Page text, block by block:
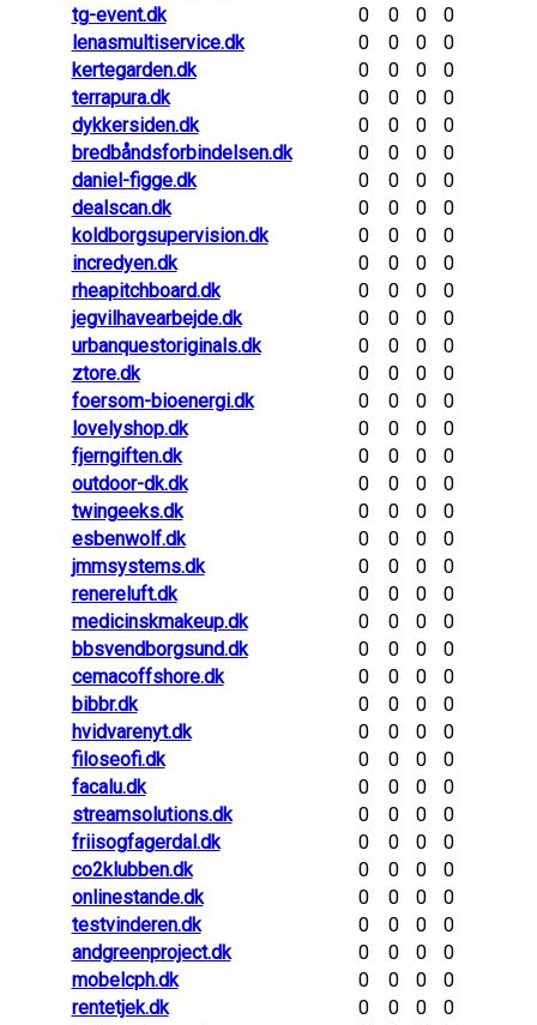
tg-event.dk
0 0 0
0
lenasmultiservice.dk
0 0 0
0
kertegarden.dk
0 0 0
0
terrapura.dk
0 0 0
0
dykkersiden.dk
0 0 0
0
bredbåndsforbindelsen.dk
0 0 0
0
daniel-figge.dk
0 0 0
0
dealscan.dk
0 0 0
0
koldborgsupervision.dk
0 0 0
0
incredyen.dk
0 0 0
0
rheapitchboard.dk
0 0 0
0
jegvilhavearbejde.dk
0 0 0
0
urbanquestoriginals.dk
0 0 0
0
ztore.dk
0 0 0
0
foersom-bioenergi.dk
0 0 0
0
lovelyshop.dk
0 0 0
0
fjerngiften.dk
0 0 0
0
outdoor-dk.dk
0 0 0
0
twingeeks.dk
0 0 0
0
esbenwolf.dk
0 0 0
0
jmmsystems.dk
0 0 0
0
renereluft.dk
0 0 0
0
medicinskmakeup.dk
0 0 0
0
bbsvendborgsund.dk
0 0 0
0
cemacoffshore.dk
0 0 0
0
bibbr.dk
0 0 0
0
hvidvarenyt.dk
0 0 0
0
filoseofi.dk
0 0 0
0
facalu.dk
0 0 0
0
streamsolutions.dk
0 0 0
0
friisogfagerdal.dk
0 0 0
0
co2klubben.dk
0 0 0
0
onlinestande.dk
0 0 0
0
testvinderen.dk
0 0 0
0
andgreenproject.dk
0 0 0
0
mobelcph.dk
0 0 0
0
rentetjek.dk
0 0 0
0